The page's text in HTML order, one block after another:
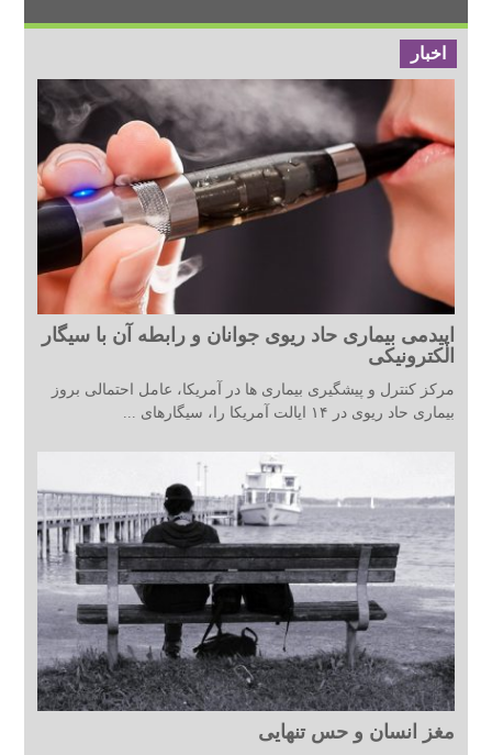
اخبار
اپیدمی بیماری حاد ریوی جوانان و رابطه آن با سیگار
الکترونیکی
مرکز کنترل و پیشگیری بیماری ها در آمریکا، عامل احتمالی بروز
بیماری حاد ریوی در ۱۴ ایالت آمریکا را، سیگارهای ...
مغز انسان و حس تنهایی